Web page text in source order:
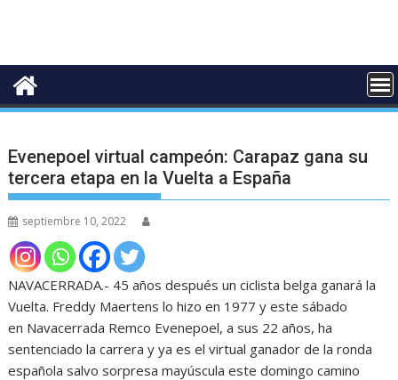
Evenepoel virtual campeón: Carapaz gana su
tercera etapa en la Vuelta a España
septiembre 10, 2022
NAVACERRADA.- 45 años después un ciclista belga ganará la
Vuelta. Freddy Maertens lo hizo en 1977 y este sábado
en Navacerrada Remco Evenepoel, a sus 22 años, ha
sentenciado la carrera y ya es el virtual ganador de la ronda
española salvo sorpresa mayúscula este domingo camino